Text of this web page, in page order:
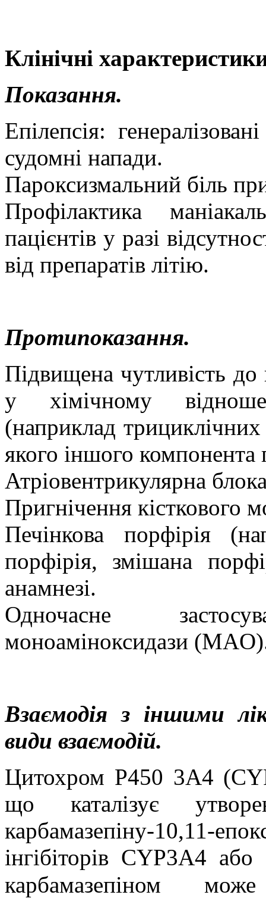
Клінічні
Показання.
Епiлепсiя:
судомні напади.
Пароксизмальний біль
Профілактика
пацієнтів у разі
від препаратів літію.
Протипоказання.
Підвищена чутливість
у хімічному
(наприклад
якого іншого компонента
Атріовентрикулярна
Пригнічення кісткового
Печінкова порфірія
порфірія, змішана
анамнезі.
Одночасне
моноаміноксидази
Взаємодія з іншими
види взаємодій.
Цитохром Р450 3А4
що каталізує
карбамазепіну-10,11-
інгібіторів CYP3A4 або
карбамазепіном